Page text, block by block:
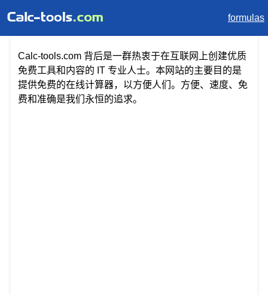
formulas
Calc-tools.com 背后是一群热衷于在互联网上创建优质
免费工具和内容的 IT 专业人士。本网站的主要目的是
提供免费的在线计算器，以方便人们。方便、速度、免
费和准确是我们永恒的追求。